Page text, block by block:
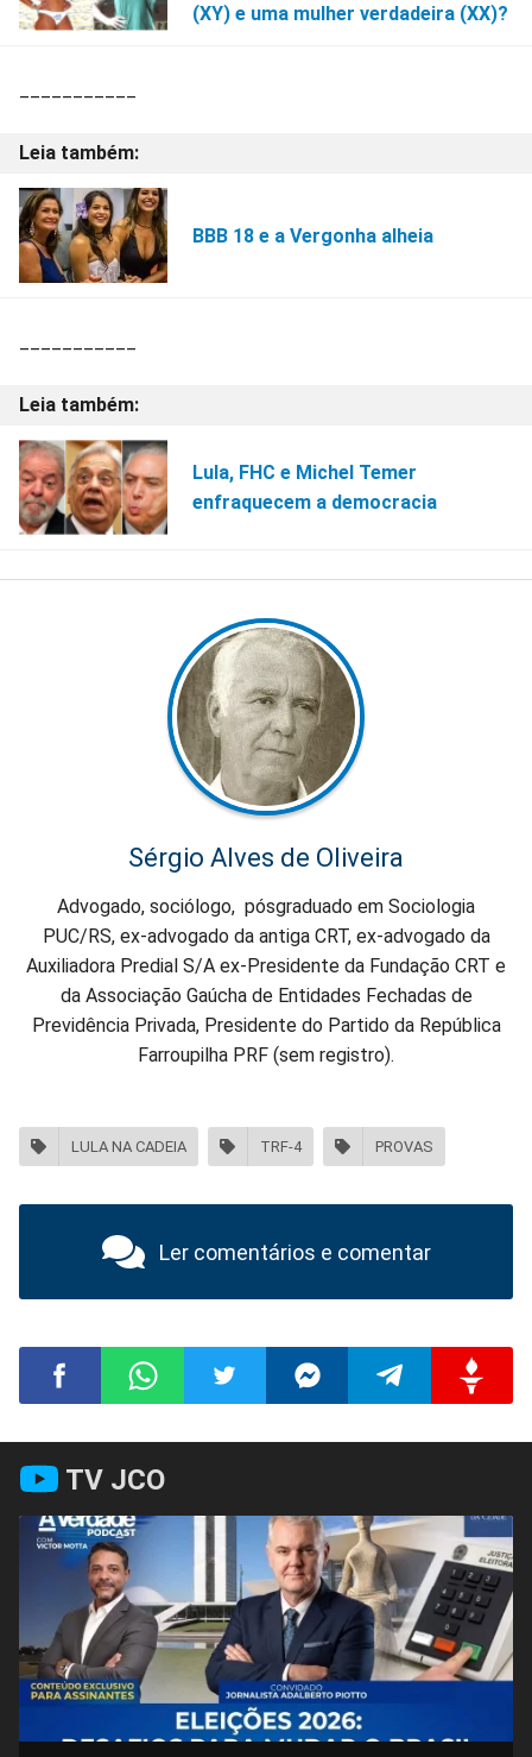
(XY) e uma mulher verdadeira (XX)?
BBB 18 e a Vergonha alheia
Lula, FHC e Michel Temer
enfraquecem a democracia
Sérgio Alves de Oliveira
Advogado, sociólogo, pósgraduado em Sociologia
PUC/RS, ex-advogado da antiga CRT, ex-advogado da
Auxiliadora Predial S/A ex-Presidente da Fundação CRT e
da Associação Gaúcha de Entidades Fechadas de
Previdência Privada, Presidente do Partido da República
Farroupilha PRF (sem registro).
LULA NA CADEIA TRF-4 PROVAS
Ler comentários e comentar
Compartilhar
no
Facebook
no
Whatsapp
no
Twitter
no
Messenger
no
Telegram
no
Gettr
TV JCO